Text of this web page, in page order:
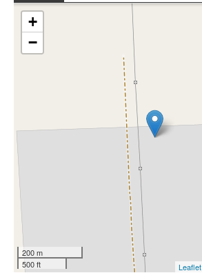
+
−
200 m
500 ft
Leaflet